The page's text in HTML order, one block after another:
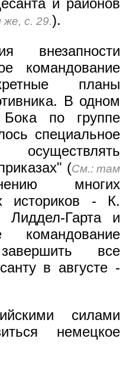
и районов
с. 29.).
внезапности
командование
планы
В одном
по группе
специальное
(См.: там
многих
историков - К.
Гарта и
командование
все
в августе -
силами
немецкое